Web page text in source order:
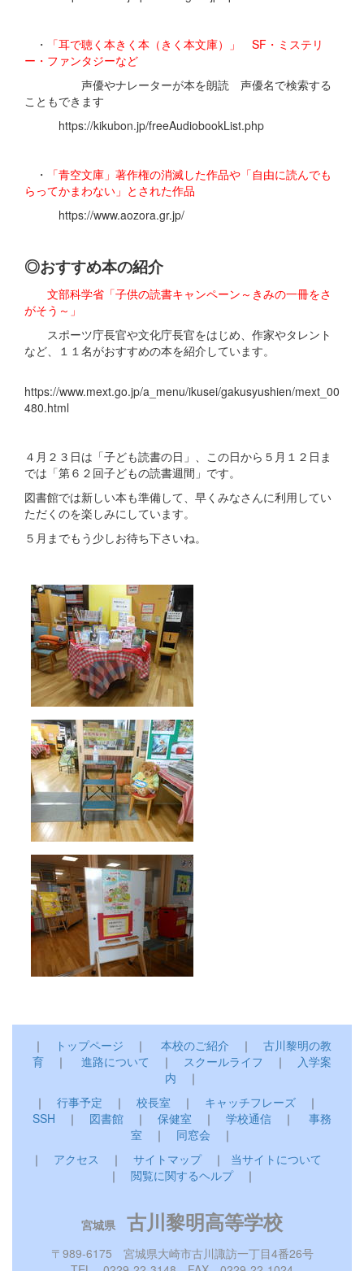
・
「耳で聴く本きく本（きく本文庫）」 SF・ミステリ
ー・ファンタジーなど
声優やナレーターが本を朗読 声優名で検索する
こともできます
https://kikubon.jp/freeAudiobookList.php
・
「青空文庫」著作権の消滅した作品や「自由に読んでも
らってかまわない」とされた作品
https://www.aozora.gr.jp/
◎おすすめ本の紹介
文部科学省「子供の読書キャンペーン～きみの一冊をさ
がそう～」
スポーツ庁長官や文化庁長官をはじめ、作家やタレント
など、１１名がおすすめの本を紹介しています。
https://www.mext.go.jp/a_menu/ikusei/gakusyushien/mext_00
480.html
４月２３日は「子ども読書の日」、この日から５月１２日ま
では「第６２回子どもの読書週間」です。
図書館では新しい本も準備して、早くみなさんに利用してい
ただくのを楽しみにしています。
５月までもう少しお待ち下さいね。
｜ トップページ ｜ 本校のご紹介 ｜ 古川黎明の教
育 ｜ 進路について ｜ スクールライフ ｜
入学案
内 ｜
｜ 行事予定 ｜ 校長室 ｜ キャッチフレーズ ｜
SSH ｜ 図書館 ｜ 保健室 ｜ 学校通信 ｜ 事務
室 ｜ 同窓会 ｜
｜ アクセス ｜ サイトマップ｜ 当サイトについて
｜ 閲覧に関するヘルプ｜
宮城県 古川黎明高等学校
〒989-6175 宮城県大崎市古川諏訪一丁目4番26号